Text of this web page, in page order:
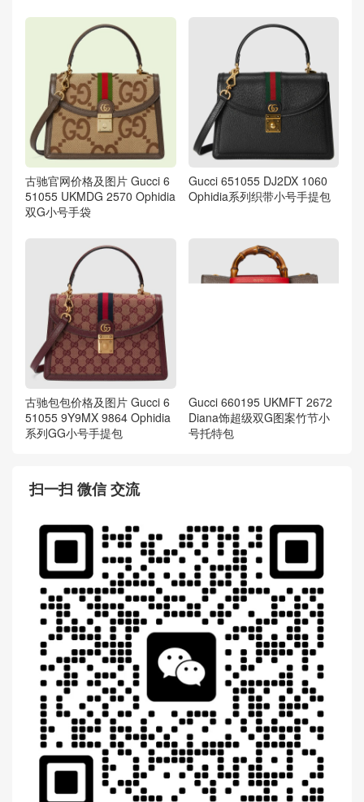
古驰官网价格及图片 Gucci 6
51055 UKMDG 2570 Ophidia
双G小号手袋
Gucci 651055 DJ2DX 1060
Ophidia系列织带小号手提包
古驰包包价格及图片 Gucci 6
51055 9Y9MX 9864 Ophidia
系列GG小号手提包
Gucci 660195 UKMFT 2672
Diana饰超级双G图案竹节小
号托特包
扫一扫 微信 交流